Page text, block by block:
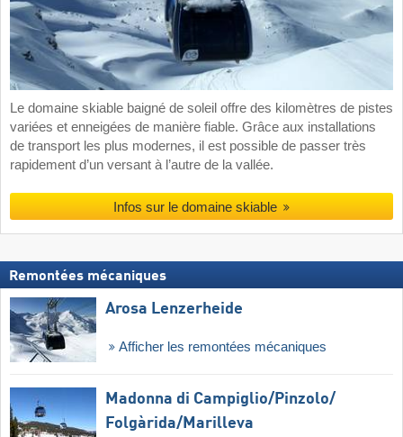
Le domaine skiable baigné de soleil offre des kilomètres de pistes
variées et enneigées de manière fiable. Grâce aux installations
de transport les plus modernes, il est possible de passer très
rapidement d’un versant à l’autre de la vallée.
Infos sur le domaine skiable
Remontées mécaniques
Arosa Lenzerheide
Afficher les remontées mécaniques
Madonna di Campiglio/​Pinzolo/​
Folgàrida/​Marilleva